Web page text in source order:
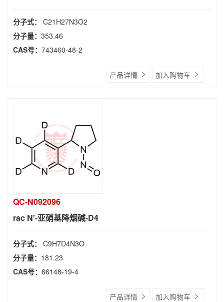
分子式： C21H27N3O2
分子量： 353.46
CAS号： 743460-48-2
产品详情 加入购物车
QC-N092096
rac N'-亚硝基降烟碱-D4
分子式： C9H7D4N3O
分子量： 181.23
CAS号： 66148-19-4
产品详情 加入购物车